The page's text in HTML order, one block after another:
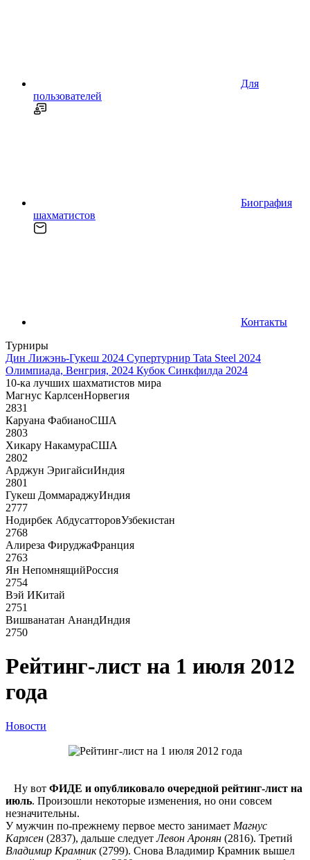
Для
пользователей
Биография
шахматистов
Контакты
Турниры
Дин Лижэнь-Гукеш 2024 Супертурнир Tata Steel 2024
Олимпиада, Венгрия, 2024 Кубок Синкфилда 2024
10-ка лучших шахматистов мира
Магнус КарлсенНорвегия
2831
Каруана ФабианоСША
2803
Хикару НакамураСША
2802
Арджун ЭригайсиИндия
2801
Гукеш ДоммараджуИндия
2777
Нодирбек АбдусатторовУзбекистан
2768
Алиреза ФируджаФранция
2763
Ян НепомнящийРоссия
2754
Вэй ИКитай
2751
Вишванатан АнандИндия
2750
Рейтинг-лист на 1 июля 2012
года
Новости
Ну вот ФИДЕ и опубликовало очередной рейтинг-лист на
июль. Произошли некоторые изменения, но они совсем
незначительны.
У мужчин по-прежнему первое место занимает Магнус
Карлсен (2837), дальше следуетЛевон Аронян (2816). Третий
Владимир Крамник(2799). Снова Владимир Крамник вышел